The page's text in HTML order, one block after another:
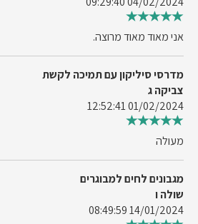
אני מאוד מאוד מרוצה.
מדרסי סיליקון עם תמיכה לקשת
צביקה ג
01/02/2024 12:52:41
מעולה
מגבונים לחים למבוגרים
שולה ו
14/01/2024 08:49:59